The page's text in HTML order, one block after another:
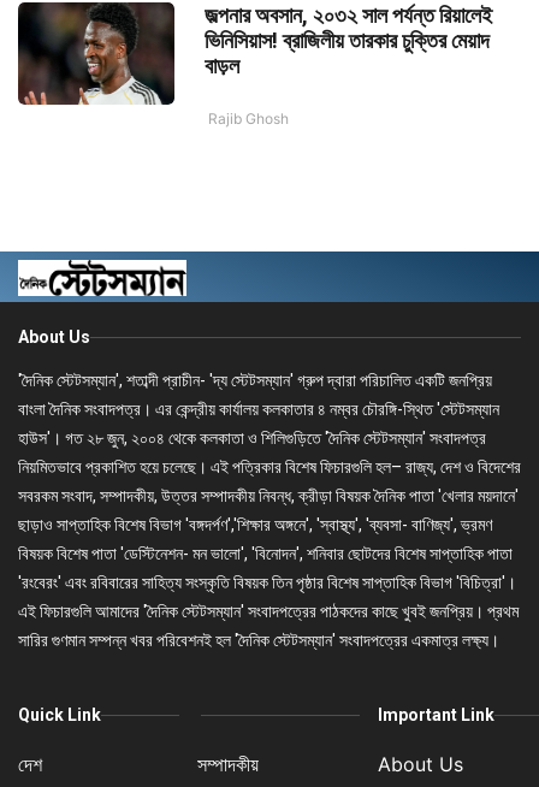
জল্পনার অবসান, ২০৩২ সাল পর্যন্ত রিয়ালেই
ভিনিসিয়াস! ব্রাজিলীয় তারকার চুক্তির মেয়াদ
বাড়ল
Rajib Ghosh
About Us
'দৈনিক স্টেটসম্যান', শতাব্দী প্রাচীন- 'দ্য স্টেটসম্যান' গ্রুপ দ্বারা পরিচালিত একটি জনপ্রিয়
বাংলা দৈনিক সংবাদপত্র। এর কেন্দ্রীয় কার্যালয় কলকাতার ৪ নম্বর চৌরঙ্গি-স্থিত 'স্টেটসম্যান
হাউস'। গত ২৮ জুন, ২০০৪ থেকে কলকাতা ও শিলিগুড়িতে 'দৈনিক স্টেটসম্যান' সংবাদপত্র
নিয়মিতভাবে প্রকাশিত হয়ে চলেছে। এই পত্রিকার বিশেষ ফিচারগুলি হল– রাজ্য, দেশ ও বিদেশের
সবরকম সংবাদ, সম্পাদকীয়, উত্তর সম্পাদকীয় নিবন্ধ, ক্রীড়া বিষয়ক দৈনিক পাতা 'খেলার ময়দানে'
ছাড়াও সাপ্তাহিক বিশেষ বিভাগ 'বঙ্গদর্পণ','শিক্ষার অঙ্গনে', 'স্বাস্থ্য', 'ব্যবসা- বাণিজ্য', ভ্রমণ
বিষয়ক বিশেষ পাতা 'ডেস্টিনেশন- মন ভালো', 'বিনোদন', শনিবার ছোটদের বিশেষ সাপ্তাহিক পাতা
'রংবেরং' এবং রবিবারের সাহিত্য সংস্কৃতি বিষয়ক তিন পৃষ্ঠার বিশেষ সাপ্তাহিক বিভাগ 'বিচিত্রা'।
এই ফিচারগুলি আমাদের 'দৈনিক স্টেটসম্যান' সংবাদপত্রের পাঠকদের কাছে খুবই জনপ্রিয়। প্রথম
সারির গুণমান সম্পন্ন খবর পরিবেশনই হল 'দৈনিক স্টেটসম্যান' সংবাদপত্রের একমাত্র লক্ষ্য।
Quick Link
দেশ সম্পাদকীয়
Important Link
About Us